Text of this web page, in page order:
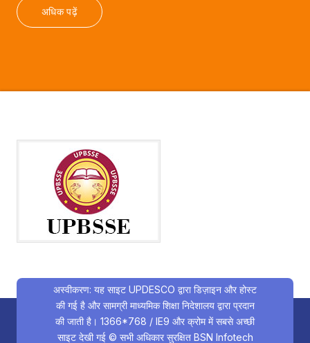
अधिक पढ़ें
अस्वीकरण: यह साइट UPDESCO द्वारा डिज़ाइन और होस्ट
की गई है और सामग्री माध्यमिक शिक्षा निदेशालय द्वारा प्रदान
की जाती है। 1366*768 / IE9 और क्रोम में सबसे अच्छी
साइट देखी गई © सभी अधिकार सुरक्षित BSN Infotech